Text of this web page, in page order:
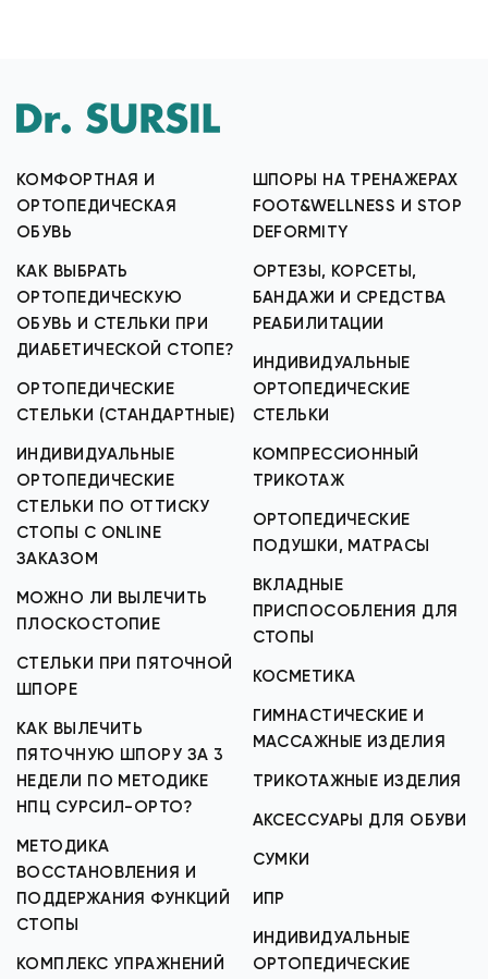
КОМФОРТНАЯ И
ОРТОПЕДИЧЕСКАЯ
ОБУВЬ
КАК ВЫБРАТЬ
ОРТОПЕДИЧЕСКУЮ
ОБУВЬ И СТЕЛЬКИ ПРИ
ДИАБЕТИЧЕСКОЙ СТОПЕ?
ОРТОПЕДИЧЕСКИЕ
СТЕЛЬКИ (СТАНДАРТНЫЕ)
ИНДИВИДУАЛЬНЫЕ
ОРТОПЕДИЧЕСКИЕ
СТЕЛЬКИ ПО ОТТИСКУ
СТОПЫ С ONLINE
ЗАКАЗОМ
МОЖНО ЛИ ВЫЛЕЧИТЬ
ПЛОСКОСТОПИЕ
СТЕЛЬКИ ПРИ ПЯТОЧНОЙ
ШПОРЕ
КАК ВЫЛЕЧИТЬ
ПЯТОЧНУЮ ШПОРУ ЗА 3
НЕДЕЛИ ПО МЕТОДИКЕ
НПЦ СУРСИЛ-ОРТО?
МЕТОДИКА
ВОССТАНОВЛЕНИЯ И
ПОДДЕРЖАНИЯ ФУНКЦИЙ
СТОПЫ
КОМПЛЕКС УПРАЖНЕНИЙ
ШПОРЫ НА ТРЕНАЖЕРАХ
FOOT&WELLNESS И STOP
DEFORMITY
ОРТЕЗЫ, КОРСЕТЫ,
БАНДАЖИ И СРЕДСТВА
РЕАБИЛИТАЦИИ
ИНДИВИДУАЛЬНЫЕ
ОРТОПЕДИЧЕСКИЕ
СТЕЛЬКИ
КОМПРЕССИОННЫЙ
ТРИКОТАЖ
ОРТОПЕДИЧЕСКИЕ
ПОДУШКИ, МАТРАСЫ
ВКЛАДНЫЕ
ПРИСПОСОБЛЕНИЯ ДЛЯ
СТОПЫ
КОСМЕТИКА
ГИМНАСТИЧЕСКИЕ И
МАССАЖНЫЕ ИЗДЕЛИЯ
ТРИКОТАЖНЫЕ ИЗДЕЛИЯ
АКСЕССУАРЫ ДЛЯ ОБУВИ
СУМКИ
ИПР
ИНДИВИДУАЛЬНЫЕ
ОРТОПЕДИЧЕСКИЕ